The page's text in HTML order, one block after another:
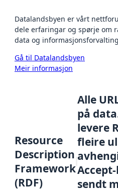
Datalandsbyen er vårt
dele erfaringar og spørje om
data og
Gå til Datalandsbyen
Meir informasjon
Resource
Description
Framework
(RDF)
Alle
på
levere
fleire
sendt